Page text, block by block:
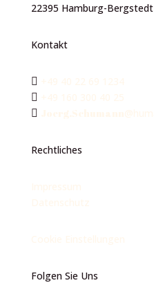
22395 Hamburg-Bergstedt
Kontakt



Rechtliches
Folgen Sie Uns